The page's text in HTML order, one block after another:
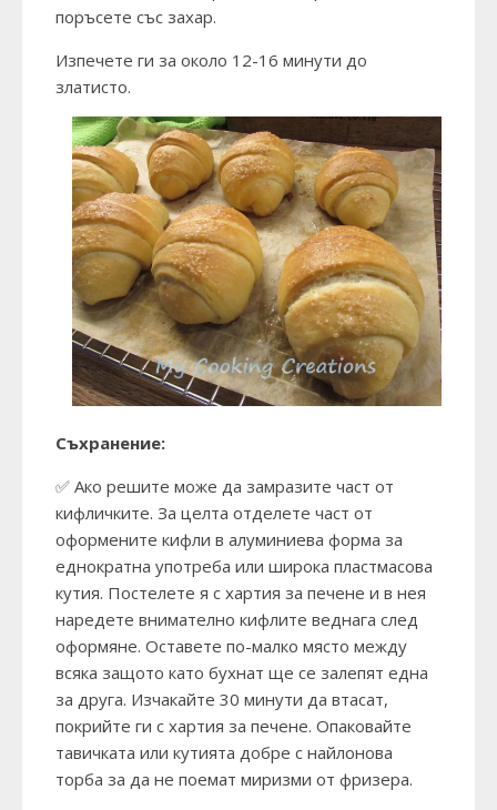
поръсете със захар.
Изпечете ги за около 12-16 минути до
златисто.
Съхранение:
✅ Ако решите може да замразите част от
кифличките. За целта отделете част от
оформените кифли в алуминиева форма за
еднократна употреба или широка пластмасова
кутия. Постелете я с хартия за печене и в нея
наредете внимателно кифлите веднага след
оформяне. Оставете по-малко място между
всяка защото като бухнат ще се залепят една
за друга. Изчакайте 30 минути да втасат,
покрийте ги с хартия за печене. Опаковайте
тавичката или кутията добре с найлонова
торба за да не поемат миризми от фризера.